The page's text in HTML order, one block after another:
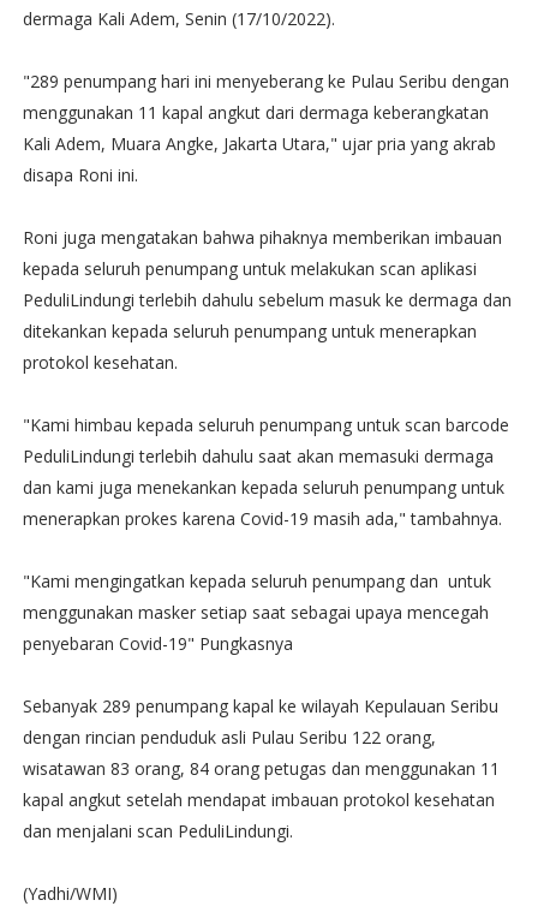
dermaga Kali Adem, Senin (17/10/2022).
"289 penumpang hari ini menyeberang ke Pulau Seribu dengan
menggunakan 11 kapal angkut dari dermaga keberangkatan
Kali Adem, Muara Angke, Jakarta Utara," ujar pria yang akrab
disapa Roni ini.
Roni juga mengatakan bahwa pihaknya memberikan imbauan
kepada seluruh penumpang untuk melakukan scan aplikasi
PeduliLindungi terlebih dahulu sebelum masuk ke dermaga dan
ditekankan kepada seluruh penumpang untuk menerapkan
protokol kesehatan.
"Kami himbau kepada seluruh penumpang untuk scan barcode
PeduliLindungi terlebih dahulu saat akan memasuki dermaga
dan kami juga menekankan kepada seluruh penumpang untuk
menerapkan prokes karena Covid-19 masih ada," tambahnya.
"Kami mengingatkan kepada seluruh penumpang dan untuk
menggunakan masker setiap saat sebagai upaya mencegah
penyebaran Covid-19" Pungkasnya
Sebanyak 289 penumpang kapal ke wilayah Kepulauan Seribu
dengan rincian penduduk asli Pulau Seribu 122 orang,
wisatawan 83 orang, 84 orang petugas dan menggunakan 11
kapal angkut setelah mendapat imbauan protokol kesehatan
dan menjalani scan PeduliLindungi.
(Yadhi/WMI)